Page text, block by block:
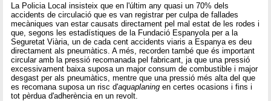
La Policia Local insisteix que en l'últim any quasi un 70% dels
accidents de circulació que es van registrar per culpa de fallades
mecàniques van estar causats directament pel mal estat de les rodes i
que, segons les estadístiques de la Fundació Espanyola per a la
Seguretat Viària, un de cada cent accidents viaris a Espanya es deu
directament als pneumàtics. A més, recorden també que és important
circular amb la pressió recomanada pel fabricant, ja que una pressió
excessivament baixa suposa un major consum de combustible i major
desgast per als pneumàtics, mentre que una pressió més alta del que
es recomana suposa un risc d'aquaplaningen certes ocasions i fins i
tot pèrdua d'adherència en un revolt.